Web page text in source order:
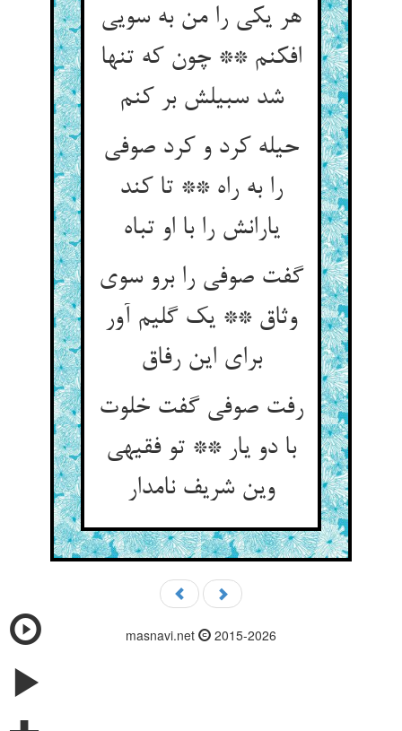
هر یکی را من به سویی
افکنم ** چون که تنها
شد سبیلش بر کنم‏
حیله کرد و کرد صوفی
را به راه ** تا کند
یارانش را با او تباه‏
گفت صوفی را برو سوی
وثاق ** یک گلیم آور
برای این رفاق‏
رفت صوفی گفت خلوت
با دو یار ** تو فقیهی
وین شریف نامدار
masnavi.net 2015-2026